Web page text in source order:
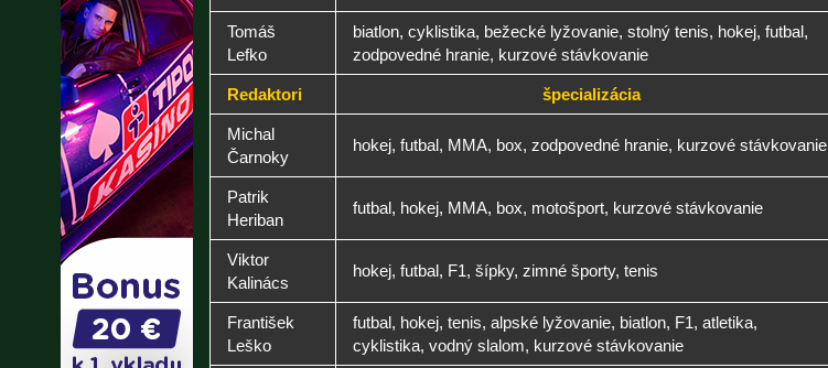
Tomáš
Lefko
biatlon, cyklistika, bežecké lyžovanie, stolný tenis, hokej, futbal,
zodpovedné hranie, kurzové stávkovanie
Redaktori špecializácia
Michal
Čarnoky
hokej, futbal, MMA, box, zodpovedné hranie, kurzové stávkovanie
Patrik
Heriban
futbal, hokej, MMA, box, motošport, kurzové stávkovanie
Viktor
Kalinács
hokej, futbal, F1, šípky, zimné športy, tenis
František
Leško
futbal, hokej, tenis, alpské lyžovanie, biatlon, F1, atletika,
cyklistika, vodný slalom, kurzové stávkovanie